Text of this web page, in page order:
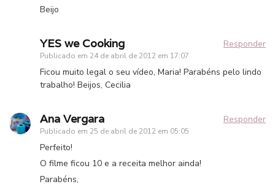
Beijo
YES we Cooking
Publicado em 24 de abril de 2012 em 17:07
Responder
Ficou muito legal o seu vídeo, Maria! Parabéns pelo lindo
trabalho! Beijos, Cecilia
Ana Vergara
Publicado em 25 de abril de 2012 em 05:05
Responder
Perfeito!
O filme ficou 10 e a receita melhor ainda!
Parabéns,